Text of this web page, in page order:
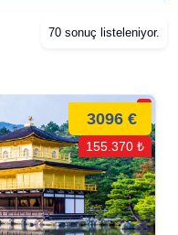
70 sonuç listeleniyor.
3096 €
155.370 ₺